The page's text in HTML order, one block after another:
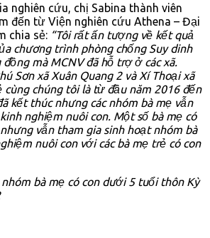
nghiên cứu, chị Sabina thành viên
đến từ Viện nghiên cứu Athena – Đại
chia sẻ: “Tôi rất ấn tượng về kết quả
chương trình phòng chống Suy dinh
mà MCNV đã hỗ trợ ở các xã.
Sơn xã Xuân Quang 2 và Xí Thoại xã
cùng chúng tôi là từ đầu năm 2016 đến
kết thúc nhưng các nhóm bà mẹ vẫn
nghiệm nuôi con. Một số bà mẹ có
vẫn tham gia sinh hoạt nhóm bà
nuôi con với các bà mẹ trẻ có con
bà mẹ có con dưới 5 tuổi thôn Kỳ